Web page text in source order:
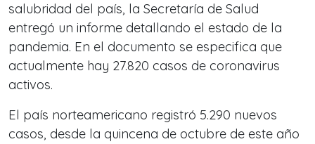
salubridad del país, la Secretaría de Salud
entregó un informe detallando el estado de la
pandemia. En el documento se especifica que
actualmente hay 27.820 casos de coronavirus
activos.
El país norteamericano registró 5.290 nuevos
casos, desde la quincena de octubre de este año